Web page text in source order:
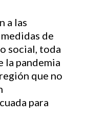
a las
de
social, toda
la pandemia
que no
para